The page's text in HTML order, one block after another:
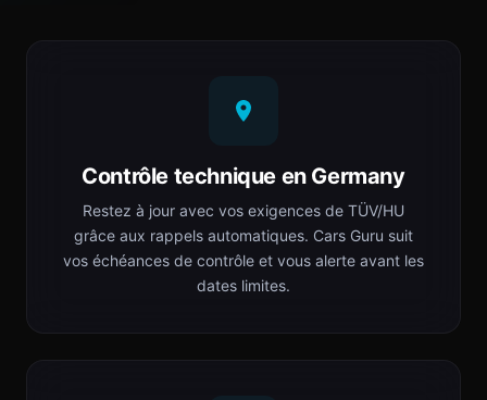
Contrôle technique en Germany
Restez à jour avec vos exigences de TÜV/HU
grâce aux rappels automatiques. Cars Guru suit
vos échéances de contrôle et vous alerte avant les
dates limites.